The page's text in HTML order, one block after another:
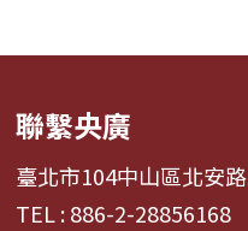
聯繫央廣
臺北市104中山區北安
TEL : 886-2-28856168